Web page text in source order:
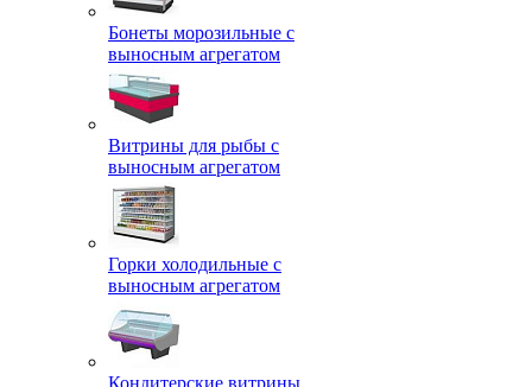
Бонеты морозильные с
выносным агрегатом
Витрины для рыбы с
выносным агрегатом
Горки холодильные с
выносным агрегатом
Кондитерские витрины